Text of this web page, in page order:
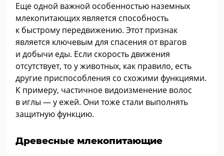
Еще одной важной особенностью наземных
млекопитающих является способность
к быстрому передвижению. Этот признак
является ключевым для спасения от врагов
и добычи еды. Если скорость движения
отсутствует, то у животных, как правило, есть
другие приспособления со схожими функциями.
К примеру, частичное видоизменение волос
в иглы — у ежей. Они тоже стали выполнять
защитную функцию.
Древесные млекопитающие